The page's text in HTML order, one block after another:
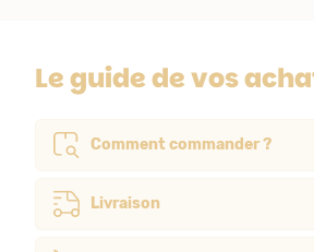
Le guide de vos
Comment commander ?
Livraison